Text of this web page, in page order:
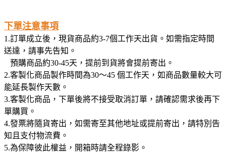
下單注意事項
1.訂單成立後，現貨商品約3-7個工作天出貨。如需指定時間
送達，請事先告知。
預購商品約30-45天，提前到貨將會提前寄出。
2.客製化商品製作時間為30〜45 個工作天，如商品數量較大可
能延長製作天數。
3.客製化商品，下單後將不接受取消訂單，請確認需求後再下
單購買。
4.發票將隨貨寄出，如需寄至其他地址或提前寄出，請特別告
知且支付物流費。
5.為保障彼此權益，開箱時請全程錄影。